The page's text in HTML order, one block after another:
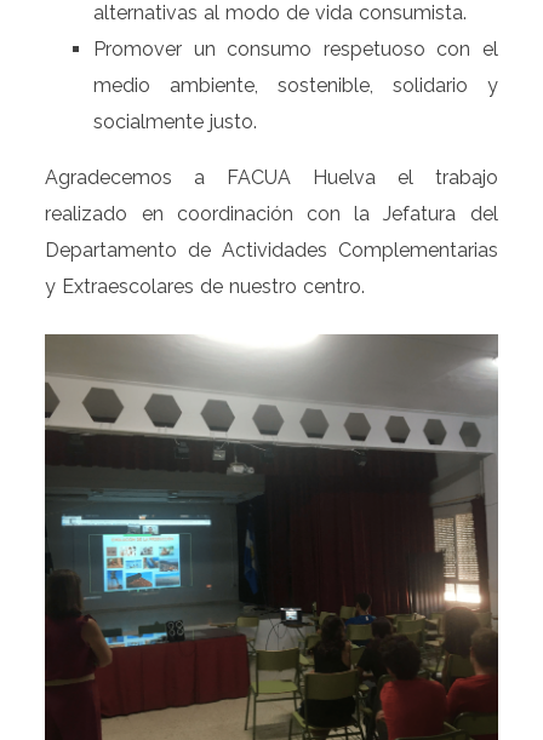
alternativas al modo de vida consumista.
Promover un consumo respetuoso con el
medio ambiente, sostenible, solidario y
socialmente justo.
Agradecemos a FACUA Huelva el trabajo
realizado en coordinación con la Jefatura del
Departamento de Actividades Complementarias
y Extraescolares de nuestro centro.